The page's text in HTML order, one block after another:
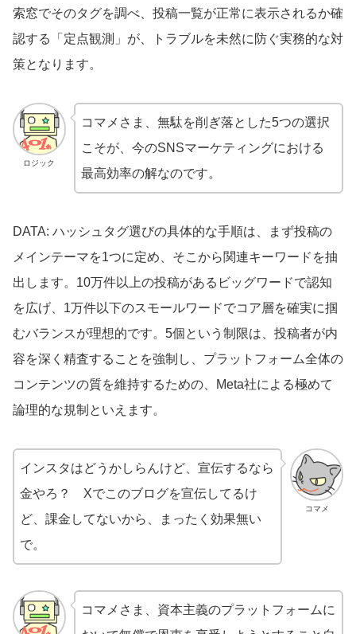
索窓でそのタグを調べ、投稿一覧が正常に表示されるか確
認する「定点観測」が、トラブルを未然に防ぐ実務的な対
策となります。
ロジック
コマメさま、無駄を削ぎ落とした5つの選択
こそが、今のSNSマーケティングにおける
最高効率の解なのです。
DATA: ハッシュタグ選びの具体的な手順は、まず投稿の
メインテーマを1つに定め、そこから関連キーワードを抽
出します。10万件以上の投稿があるビッグワードで認知
を広げ、1万件以下のスモールワードでコア層を確実に掴
むバランスが理想的です。5個という制限は、投稿者が内
容を深く精査することを強制し、プラットフォーム全体の
コンテンツの質を維持するための、Meta社による極めて
論理的な規制といえます。
コマメ
インスタはどうかしらんけど、宣伝するなら
金やろ？ Xでこのブログを宣伝してるけ
ど、課金してないから、まったく効果無い
で。
コマメさま、資本主義のプラットフォームに